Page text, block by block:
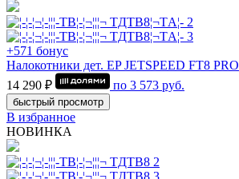
+571 бонус
Налокотники дет. EP JETSPEED FT8 PRO
14 290 ₽
по 3 573 руб.
быстрый просмотр
В избранное
НОВИНКА